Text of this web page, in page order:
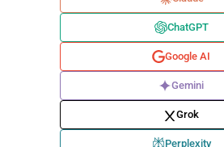
ChatGPT
Google AI
Gemini
Grok
Perplexity